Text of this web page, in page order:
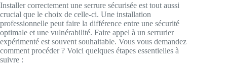
Installer correctement une serrure sécurisée est tout aussi
crucial que le choix de celle-ci. Une installation
professionnelle peut faire la différence entre une sécurité
optimale et une vulnérabilité. Faire appel à un serrurier
expérimenté est souvent souhaitable. Vous vous demandez
comment procéder ? Voici quelques étapes essentielles à
suivre :